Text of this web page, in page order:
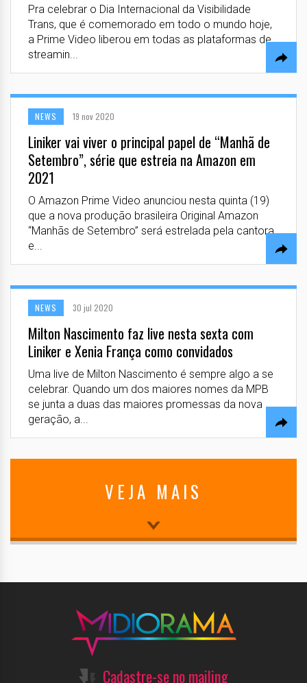
Pra celebrar o Dia Internacional da Visibilidade
Trans, que é comemorado em todo o mundo hoje,
a Prime Video liberou em todas as plataformas de
streamin...
NEWS 19 nov 2020
Liniker vai viver o principal papel de “Manhã de
Setembro”, série que estreia na Amazon em
2021
O Amazon Prime Video anunciou nesta quinta (19)
que a nova produção brasileira Original Amazon
“Manhãs de Setembro” será estrelada pela cantora
e...
NEWS 30 jul 2020
Milton Nascimento faz live nesta sexta com
Liniker e Xenia França como convidados
Uma live de Milton Nascimento é sempre algo a se
celebrar. Quando um dos maiores nomes da MPB
se junta a duas das maiores promessas da nova
geração, a...
VEJA MAIS
Cadastre-se no mailing